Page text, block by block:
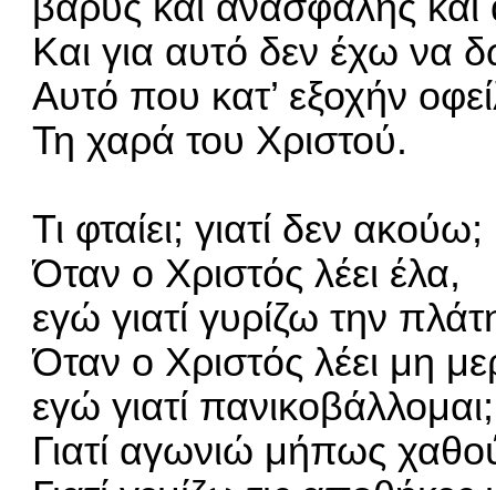
Και για αυτό δεν έχω να
Αυτό που κατ’ εξοχήν
Τη χαρά του Χριστού.
Τι φταίει; γιατί δεν ακούω;
Όταν ο Χριστός λέει έλα,
εγώ γιατί γυρίζω την
Όταν ο Χριστός λέει μη
εγώ γιατί πανικοβάλλομαι;
Γιατί αγωνιώ μήπως